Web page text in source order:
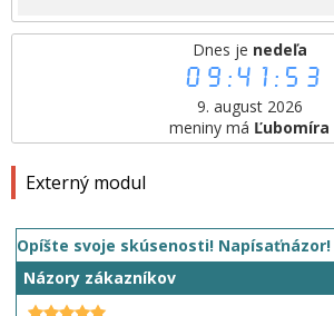
Dnes je nedeľa
09:41:53
9. august 2026
meniny má Ľubomíra
Externý modul
Opíšte svoje skúsenosti! Napísaťnázor!
Názory zákazníkov